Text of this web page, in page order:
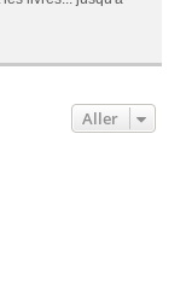
Aller